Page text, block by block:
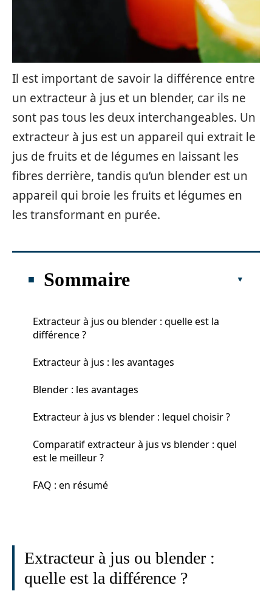
Il est important de savoir la différence entre
un extracteur à jus et un blender, car ils ne
sont pas tous les deux interchangeables. Un
extracteur à jus est un appareil qui extrait le
jus de fruits et de légumes en laissant les
fibres derrière, tandis qu’un blender est un
appareil qui broie les fruits et légumes en
les transformant en purée.
Sommaire
Extracteur à jus ou blender : quelle est la
différence ?
Extracteur à jus : les avantages
Blender : les avantages
Extracteur à jus vs blender : lequel choisir ?
Comparatif extracteur à jus vs blender : quel
est le meilleur ?
FAQ : en résumé
Extracteur à jus ou blender :
quelle est la différence ?